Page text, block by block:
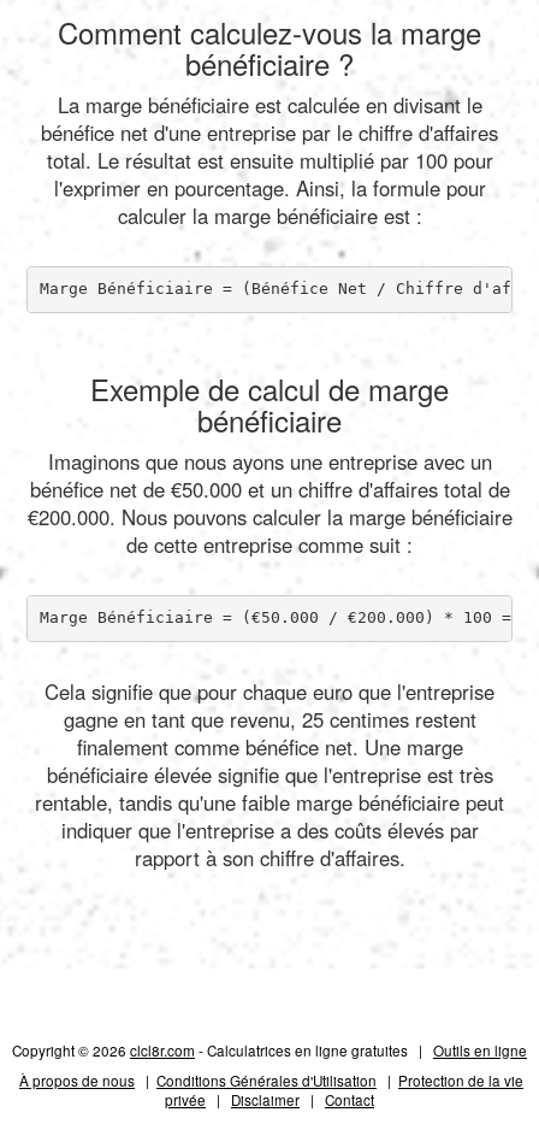
Comment calculez-vous la marge
bénéficiaire ?
La marge bénéficiaire est calculée en divisant le
bénéfice net d'une entreprise par le chiffre d'affaires
total. Le résultat est ensuite multiplié par 100 pour
l'exprimer en pourcentage. Ainsi, la formule pour
calculer la marge bénéficiaire est :
Marge Bénéficiaire = (Bénéfice Net / Chiffre
Exemple de calcul de marge
bénéficiaire
Imaginons que nous ayons une entreprise avec un
bénéfice net de €50.000 et un chiffre d'affaires total de
€200.000. Nous pouvons calculer la marge bénéficiaire
de cette entreprise comme suit :
Marge Bénéficiaire = (€50.000 / €200.000) * 100 =
Cela signifie que pour chaque euro que l'entreprise
gagne en tant que revenu, 25 centimes restent
finalement comme bénéfice net. Une marge
bénéficiaire élevée signifie que l'entreprise est très
rentable, tandis qu'une faible marge bénéficiaire peut
indiquer que l'entreprise a des coûts élevés par
rapport à son chiffre d'affaires.
Copyright © 2026 clcl8r.com - Calculatrices en ligne gratuites | Outils en ligne
À propos de nous | Conditions Générales d'Utilisation | Protection de la vie
privée | Disclaimer | Contact